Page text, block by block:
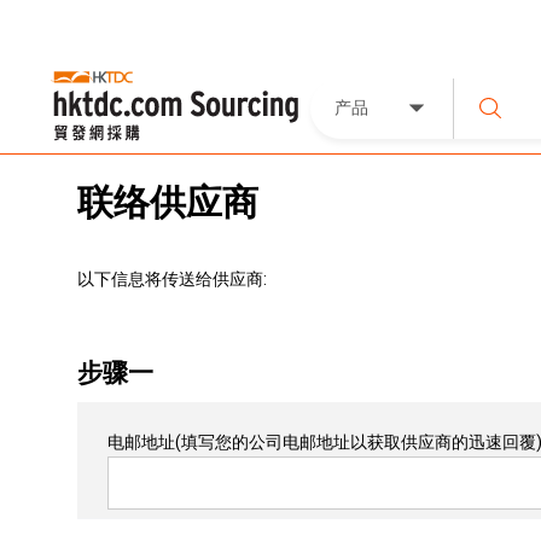
产品
联络供应商
以下信息将传送给供应商:
步骤一
电邮地址(填写您的公司电邮地址以获取供应商的迅速回覆)